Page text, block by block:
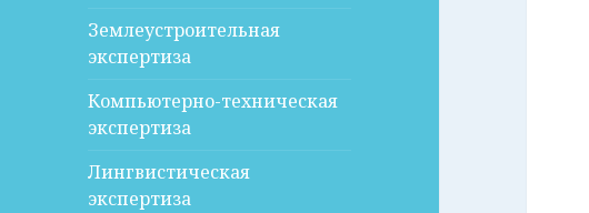
Землеустроительная
экспертиза
Компьютерно-техническая
экспертиза
Лингвистическая
экспертиза